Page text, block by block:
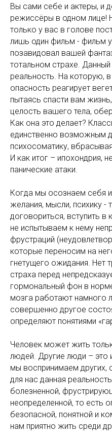
Вы сами себе и актеры, и
режиссёры в одном лице!
только у вас в голове
лишь один фильм - фильм
позавидовал вашей
тотальном страхе.
реальность. На которую,
опасность реагирует
пытаясь спасти вам
целость вашего тела,
Как она это делает?
единственно возможным
психосоматику,
И как итог – ипохондрия,
панические атаки.
Когда мы осознаем себя
желания, мысли, психику
договориться, вступить в
не испытываем к нему
фрустраций
которые переносим на
гнетущего ожидания. Нет
страха перед
гормональный фон в
мозга работают
совершенно другое
определяют понятиями
Человек может жить
людей. Другие люди – это
мы воспринимаем других,
для нас данная
болезненной,
неопределенной, то есть
безопасной, понятной и
нам приятно жить среди